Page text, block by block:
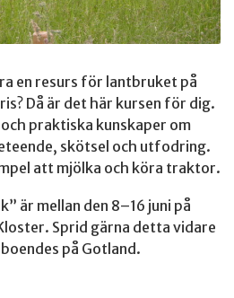
en resurs för lantbruket på
Då är det här kursen för dig.
praktiska kunskaper om
skötsel och utfodring.
att mjölka och köra traktor.
är mellan den 8–16 juni på
Sprid gärna detta vidare
på Gotland.